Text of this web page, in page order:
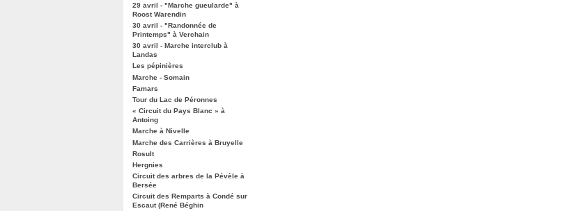
29 avril - "Marche gueularde" à
Roost Warendin
30 avril - "Randonnée de
Printemps" à Verchain
30 avril - Marche interclub à
Landas
Les pépinières
Marche - Somain
Famars
Tour du Lac de Péronnes
« Circuit du Pays Blanc » à
Antoing
Marche à Nivelle
Marche des Carrières à Bruyelle
Rosult
Hergnies
Circuit des arbres de la Pévèle à
Bersée
Circuit des Remparts à Condé sur
Escaut (René Béghin